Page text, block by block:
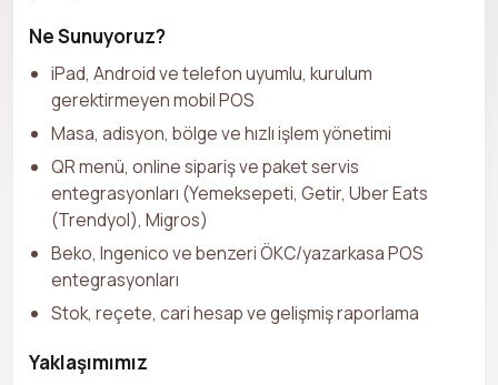
Ne Sunuyoruz?
iPad, Android ve telefon uyumlu, kurulum
gerektirmeyen mobil POS
Masa, adisyon, bölge ve hızlı işlem yönetimi
QR menü, online sipariş ve paket servis
entegrasyonları (Yemeksepeti, Getir, Uber Eats
(Trendyol), Migros)
Beko, Ingenico ve benzeri ÖKC/yazarkasa POS
entegrasyonları
Stok, reçete, cari hesap ve gelişmiş raporlama
Yaklaşımımız